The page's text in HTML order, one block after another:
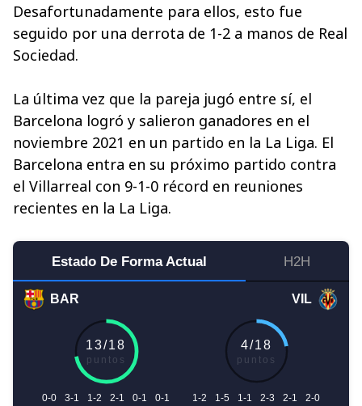
Desafortunadamente para ellos, esto fue
seguido por una derrota de 1-2 a manos de Real
Sociedad.
La última vez que la pareja jugó entre sí, el
Barcelona logró y salieron ganadores en el
noviembre 2021 en un partido en la La Liga. El
Barcelona entra en su próximo partido contra
el Villarreal con 9-1-0 récord en reuniones
recientes en la La Liga.